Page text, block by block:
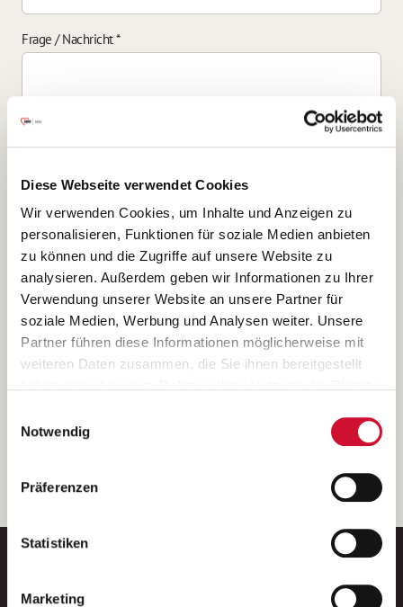
Diese Webseite verwendet Cookies
Wir verwenden Cookies, um Inhalte und Anzeigen zu
personalisieren, Funktionen für soziale Medien anbieten
zu können und die Zugriffe auf unsere Website zu
analysieren. Außerdem geben wir Informationen zu Ihrer
Verwendung unserer Website an unsere Partner für
soziale Medien, Werbung und Analysen weiter. Unsere
Partner führen diese Informationen möglicherweise mit
weiteren Daten zusammen, die Sie ihnen bereitgestellt
Wenn Sie auf „Cookies zulassen“ klicken, so stimmen
Sie der Speicherung sämtlicher Cookies zu. Sie können
Ihre Einwilligung selbstverständlich jederzeit widerrufen,
indem Sie die Cookie-Einstellungen aufrufen und diese
unserer
Notwendig
Präferenzen
Statistiken
Marketing
Frage / Nachricht*
Ich bin damit einverstanden, dass meine personenbezogenen Daten
ausschließlich zum Zweck der Durchführung der Kontaktanfrage
verarbeitet, auf IT- Systemen der Garitz Bewirtschaftungsbetriebe
GmbH, Heinrich-von-Kleist-Straße 2, 97688 Bad Kissingen
(Betreiber) gespeichert und an die für das Stellenangebot
verantwortliche Stelle zur Kontaktaufnahme weitergegeben
werden.
Diese Einwilligungserklärung kann ich jederzeit gegenüber dem
Weitere Details können Sie der
entnehmen.